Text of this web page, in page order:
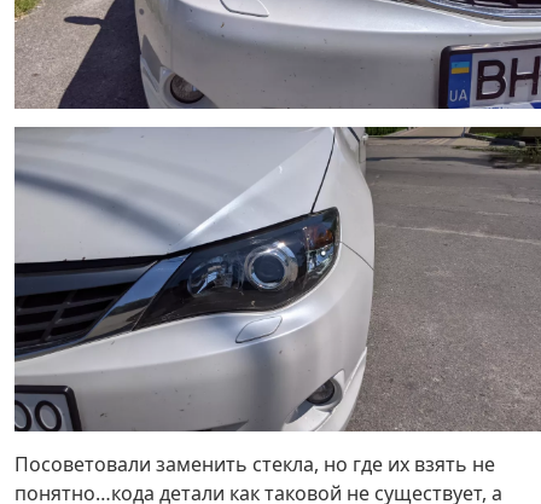
Посоветовали заменить стекла, но где их взять не
понятно…кода детали как таковой не существует, а